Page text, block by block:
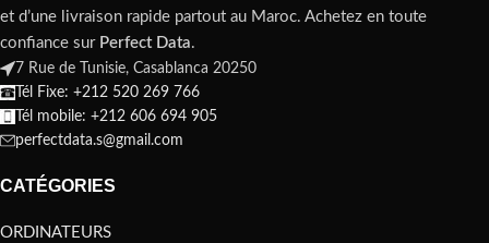
et d’une livraison rapide partout au Maroc. Achetez en toute
confiance sur Perfect Data.
7 Rue de Tunisie, Casablanca 20250
Tél Fixe: +212 520 269 766
Tél mobile: +212 606 694 905
perfectdata.s@gmail.com
CATÉGORIES
ORDINATEURS